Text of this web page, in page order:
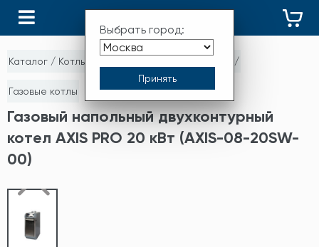
Выбрать город:
Каталог / Котлы отопления и комплектующие /
Газовые котлы
Газовый напольный двухконтурный
котел AXIS PRO 20 кВт (AXIS-08-20SW-
00)